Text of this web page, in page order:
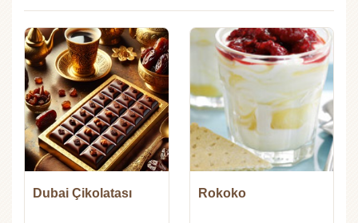
Dubai Çikolatası Rokoko